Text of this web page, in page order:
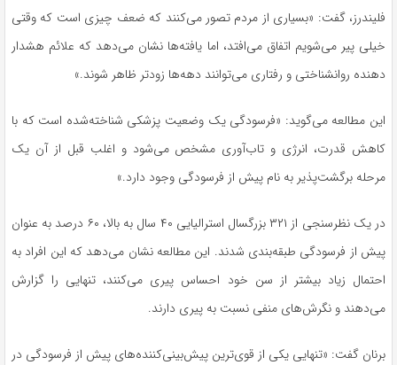
فلیندرز، گفت: «بسیاری از مردم تصور می‌کنند که ضعف چیزی است که وقتی
خیلی پیر می‌شویم اتفاق می‌افتد، اما یافته‌ها نشان می‌دهد که علائم هشدار
دهنده روانشناختی و رفتاری می‌توانند دهه‌ها زودتر ظاهر شوند.»
این مطالعه می‌گوید: «فرسودگی یک وضعیت پزشکی شناخته‌شده است که با
کاهش قدرت، انرژی و تاب‌آوری مشخص می‌شود و اغلب قبل از آن یک
مرحله برگشت‌پذیر به نام پیش از فرسودگی وجود دارد.»
در یک نظرسنجی از ۳۲۱ بزرگسال استرالیایی ۴۰ سال به بالا، ۶۰ درصد به عنوان
پیش از فرسودگی طبقه‌بندی شدند. این مطالعه نشان می‌دهد که این افراد به
احتمال زیاد بیشتر از سن خود احساس پیری می‌کنند، تنهایی را گزارش
می‌دهند و نگرش‌های منفی نسبت به پیری دارند.
برنان گفت: «تنهایی یکی از قوی‌ترین پیش‌بینی‌کننده‌های پیش از فرسودگی در